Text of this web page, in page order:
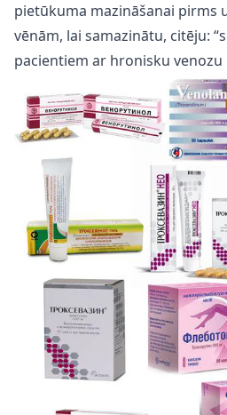
pietūkuma mazināšanai pirms
vēnām, lai samazinātu, citēju:
pacientiem ar hronisku venozu